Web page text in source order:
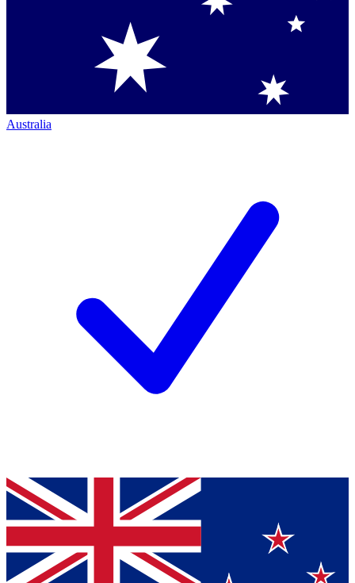
Australia